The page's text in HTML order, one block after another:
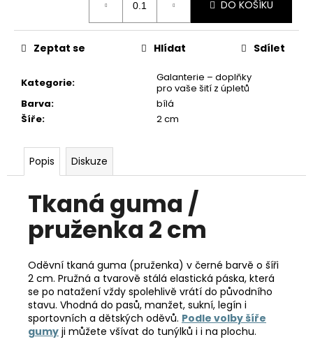
DO KOŠÍKU
Kategorie:
Galanterie – doplňky
pro vaše šití z úpletů
Barva:
bílá
Šíře: 2 cm
Zeptat se Hlídat Sdílet
Popis Diskuze
Tkaná guma /
pruženka 2 cm
Oděvní tkaná guma (pruženka) v černé barvě o šíři
2 cm. Pružná a tvarově stálá elastická páska, která
se po natažení vždy spolehlivě vrátí do původního
stavu. Vhodná do pasů, manžet, sukní, legín i
sportovních a dětských oděvů. Podle volby šíře
gumy ji můžete všívat do tunýlků i i na plochu.
u
m
e